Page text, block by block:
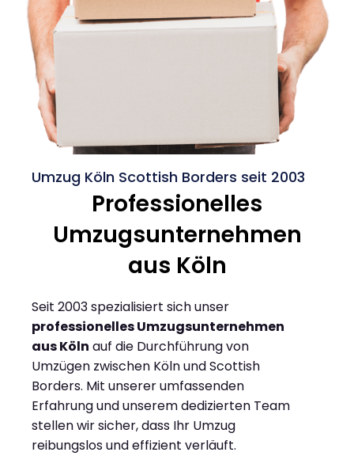
Umzug Köln Scottish Borders seit 2003
Professionelles
Umzugsunternehmen
aus Köln
Seit 2003 spezialisiert sich unser
professionelles Umzugsunternehmen
aus Köln auf die Durchführung von
Umzügen zwischen Köln und Scottish
Borders. Mit unserer umfassenden
Erfahrung und unserem dedizierten Team
stellen wir sicher, dass Ihr Umzug
reibungslos und effizient verläuft.